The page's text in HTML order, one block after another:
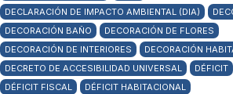
DECLARACIÓN DE IMPACTO AMBIENTAL (DIA)
DECORACIÓN BAÑO
DECORACIÓN DE FLORES
DECORACIÓN DE INTERIORES
DECORACIÓN
DECRETO DE ACCESIBILIDAD UNIVERSAL
DÉFICIT
DÉFICIT FISCAL
DÉFICIT HABITACIONAL